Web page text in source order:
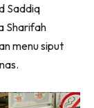
Saddiq
Sharifah
menu siput